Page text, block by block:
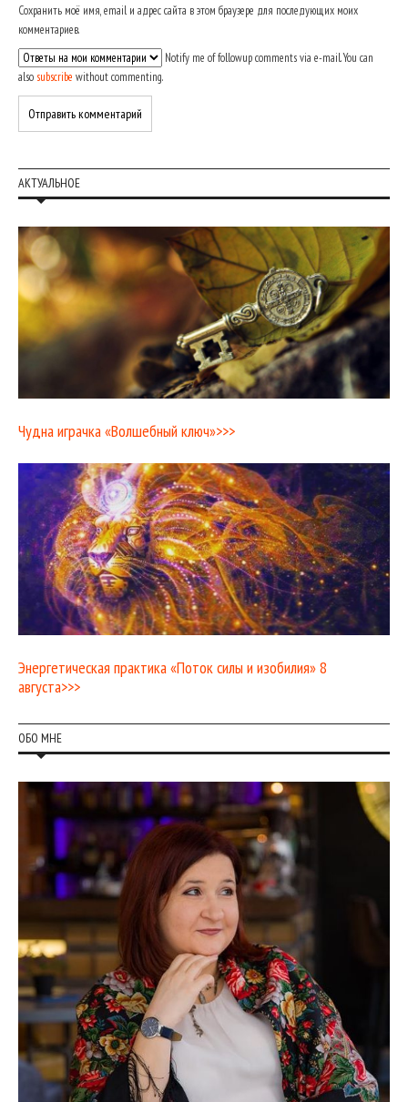
Сохранить моё имя, email и адрес сайта в этом браузере для последующих моих
комментариев.
Notify me of followup comments via e-mail. You can
also subscribe without commenting.
АКТУАЛЬНОЕ
Чудна играчка «Волшебный ключ»>>>
Энергетическая практика «Поток силы и изобилия» 8
августа>>>
ОБО МНЕ